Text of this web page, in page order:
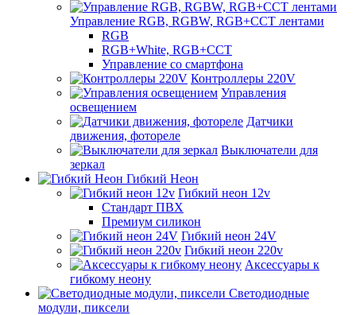
Управление RGB, RGBW, RGB+CCT лентами
RGB
RGB+White, RGB+CCT
Управление со смартфона
Контроллеры 220V
Управления
освещением
Датчики
движения, фотореле
Выключатели для
зеркал
Гибкий Неон
Гибкий неон 12v
Стандарт ПВХ
Премиум силикон
Гибкий неон 24V
Гибкий неон 220v
Аксессуары к
гибкому неону
Светодиодные
модули, пиксели